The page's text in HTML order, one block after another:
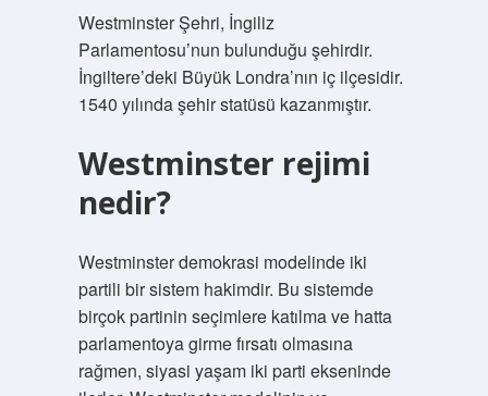
Westminster Şehri, İngiliz
Parlamentosu’nun bulunduğu şehirdir.
İngiltere’deki Büyük Londra’nın iç ilçesidir.
1540 yılında şehir statüsü kazanmıştır.
Westminster rejimi
nedir?
Westminster demokrasi modelinde iki
partili bir sistem hakimdir. Bu sistemde
birçok partinin seçimlere katılma ve hatta
parlamentoya girme fırsatı olmasına
rağmen, siyasi yaşam iki parti ekseninde